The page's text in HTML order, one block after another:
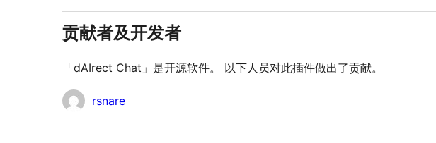
贡献者及开发者
「dAIrect Chat」是开源软件。 以下人员对此插件做出了贡献。
贡
rsnare